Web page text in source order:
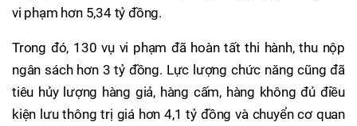
vi phạm hơn 5,34 tỷ đồng.
Trong đó, 130 vụ vi phạm đã hoàn tất thi hành, thu nộp
ngân sách hơn 3 tỷ đồng. Lực lượng chức năng cũng đã
tiêu hủy lượng hàng giả, hàng cấm, hàng không đủ điều
kiện lưu thông trị giá hơn 4,1 tỷ đồng và chuyển cơ quan